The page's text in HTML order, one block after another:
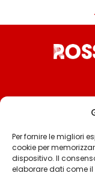
Per fornire le migliori
cookie per
dispositivo. Il
elaborare dati come